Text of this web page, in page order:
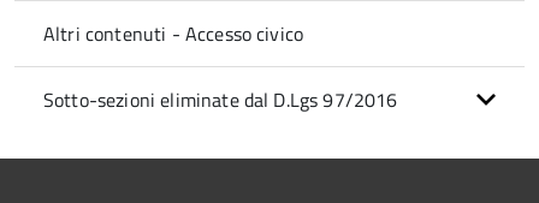
Altri contenuti - Accesso civico
Sotto-sezioni eliminate dal D.Lgs 97/2016